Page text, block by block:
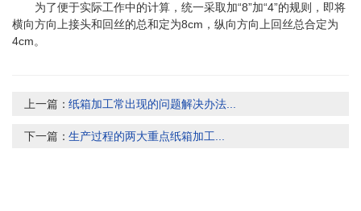
为了便于实际工作中的计算，统一采取加“8”加“4”的规则，即将
横向方向上接头和回丝的总和定为8cm，纵向方向上回丝总合定为
4cm。
上一篇：纸箱加工常出现的问题解决办法...
下一篇：生产过程的两大重点纸箱加工...